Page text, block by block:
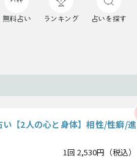
無料占い ランキング 占いを探す
【2人の心と身体】相性/性癖/進
1回 2,530円（税込）